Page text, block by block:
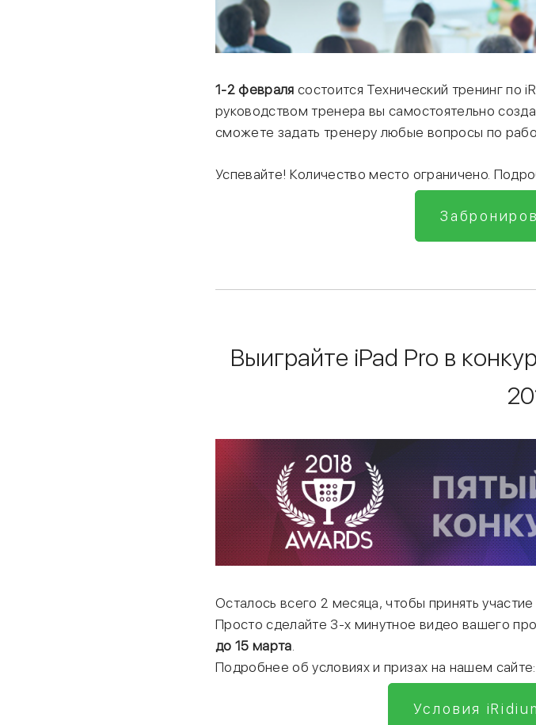
1-2 февраля состоится Технический тренинг по
руководством тренера вы самостоятельно
сможете задать тренеру любые вопросы по
Успевайте! Количество место ограничено.
Выиграйте iPad Pro в
Осталось всего 2 месяца, чтобы принять участие
Просто сделайте 3-х минутное видео вашего
до 15 марта
Подробнее об условиях и призах на нашем сайте:
Условия